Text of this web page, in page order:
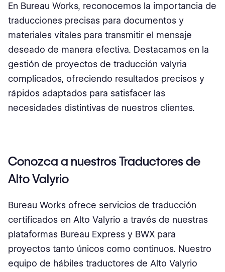
En Bureau Works, reconocemos la importancia de
traducciones precisas para documentos y
materiales vitales para transmitir el mensaje
deseado de manera efectiva. Destacamos en la
gestión de proyectos de traducción valyria
complicados, ofreciendo resultados precisos y
rápidos adaptados para satisfacer las
necesidades distintivas de nuestros clientes.
Conozca a nuestros Traductores de
Alto Valyrio
Bureau Works ofrece servicios de traducción
certificados en Alto Valyrio a través de nuestras
plataformas Bureau Express y BWX para
proyectos tanto únicos como continuos. Nuestro
equipo de hábiles traductores de Alto Valyrio